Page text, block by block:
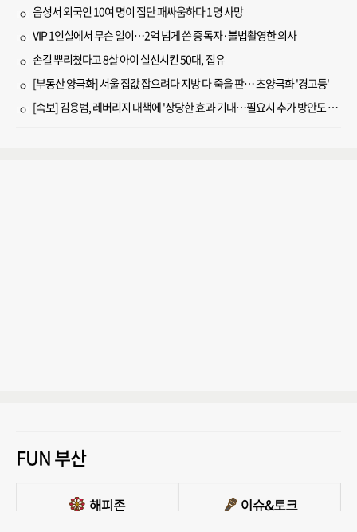
음성서 외국인 10여 명이 집단 패싸움하다 1명 사망
VIP 1인실에서 무슨 일이…2억 넘게 쓴 중독자·불법촬영한 의사
손길 뿌리쳤다고 8살 아이 실신시킨 50대, 집유
[부동산 양극화] 서울 집값 잡으려다 지방 다 죽을 판… 초양극화 '경고등'
[속보] 김용범, 레버리지 대책에 '상당한 효과 기대…필요시 추가 방안도 검토'
FUN 부산